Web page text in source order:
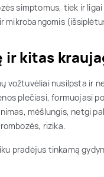
simptomus, tiek ir
mikrobangomis
kitas
vožtuvėliai nusilpsta ir
plečiasi, formuojasi
mėšlungis, netgi
rizika.
pradėjus tinkamą